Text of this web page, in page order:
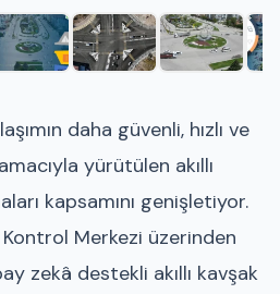
daha güvenli, hızlı ve
yürütülen akıllı
kapsamını genişletiyor.
Merkezi üzerinden
zekâ destekli akıllı kavşak